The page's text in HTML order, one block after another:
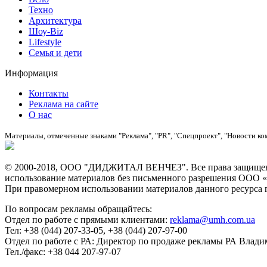
Техно
Архитектура
Шоу-Biz
Lifestyle
Семья и дети
Информация
Контакты
Реклама на сайте
О нас
Материалы, отмеченные знаками "Реклама", "PR", "Спецпроект", "Новости
© 2000-2018, ООО "ДИДЖИТАЛ ВЕНЧЕЗ". Все права
использование материалов без письменного разрешения
При правомерном использовании материалов данного ресурса
По вопросам рекламы обращайтесь:
Отдел по работе с прямыми клиентами: reklama@umh.com.ua
Тел: +38 (044) 207-33-05, +38 (044) 207-97-00
Отдел по работе с РА: Директор по продаже рекламы РА
Тел./факс: +38 044 207-97-07